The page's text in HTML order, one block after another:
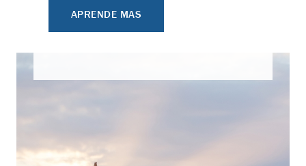
APRENDE MAS